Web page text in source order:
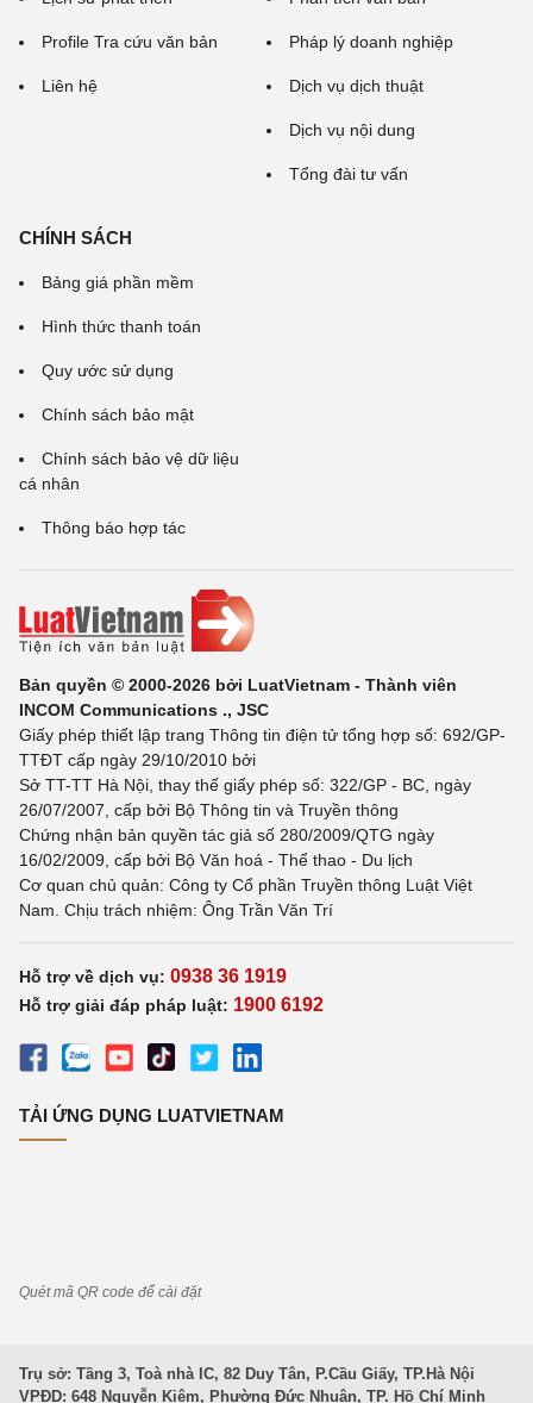
Profile Tra cứu văn bản
Liên hệ
Pháp lý doanh nghiệp
Dịch vụ dịch thuật
Dịch vụ nội dung
Tổng đài tư vấn
CHÍNH SÁCH
Bảng giá phần mềm
Hình thức thanh toán
Quy ước sử dụng
Chính sách bảo mật
Chính sách bảo vệ dữ liệu
cá nhân
Thông báo hợp tác
Bản quyền © 2000-2026 bởi LuatVietnam - Thành viên
INCOM Communications ., JSC
Giấy phép thiết lập trang Thông tin điện tử tổng hợp số: 692/GP-
TTĐT cấp ngày 29/10/2010 bởi
Sở TT-TT Hà Nội, thay thế giấy phép số: 322/GP - BC, ngày
26/07/2007, cấp bởi Bộ Thông tin và Truyền thông
Chứng nhận bản quyền tác giả số 280/2009/QTG ngày
16/02/2009, cấp bởi Bộ Văn hoá - Thể thao - Du lịch
Cơ quan chủ quản: Công ty Cổ phần Truyền thông Luật Việt
Nam. Chịu trách nhiệm: Ông Trần Văn Trí
Hỗ trợ về dịch vụ: 0938 36 1919
Hỗ trợ giải đáp pháp luật: 1900 6192
TẢI ỨNG DỤNG LUATVIETNAM
Quét mã QR code để cài đặt
Trụ sở: Tầng 3, Toà nhà IC, 82 Duy Tân, P.Cầu Giấy, TP.Hà Nội
VPĐD: 648 Nguyễn Kiệm, Phường Đức Nhuận, TP. Hồ Chí Minh